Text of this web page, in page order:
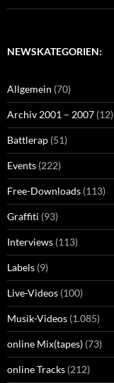
NEWSKATEGORIEN:
Allgemein (70)
Archiv 2001 – 2007 (12)
Battlerap (51)
Events (222)
Free-Downloads (113)
Graffiti (93)
Interviews (113)
Labels (9)
Live-Videos (100)
Musik-Videos (1.085)
online Mix(tapes) (73)
online Tracks (212)